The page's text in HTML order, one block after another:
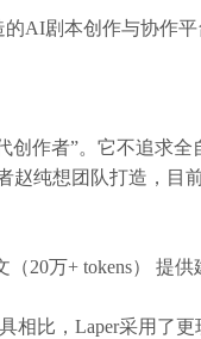
AI剧本创作与协作
创作者”。它不追求
赵纯想团队打造，目
20万+ tokens） 提
相比，Laper采用了